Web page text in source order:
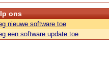
ons
nieuwe software toe
een software update toe